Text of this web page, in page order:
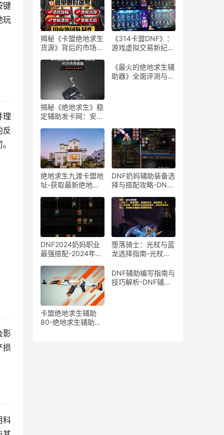
键
玩
理
反
影
损
科
揭秘《卡盟绝地求生
货源》背后的市场与
货源供应链深度分析
《314卡盟DNF》：
游戏虚拟交易新纪
盟DNF平台的游戏道
具交易
揭秘《绝地求生》稳
定辅助发卡网：安全
生辅助工具发卡网深
度剖析与购买建议
《最火的绝地求生辅
助器》全面评测与安
绝地求生九渡卡盟地
址-获取最新绝地求
用教程
DNF奶妈辅助装备选
择与搭配攻略-DNF
备搭配技巧
DNF2024奶妈职业
最强搭配-2024年最
与技能搭配推荐
堕落骑士：光杖与蓝
龙选择指南-光杖还
备选择深度解析
卡盟绝地求生辅助
80-绝地求生辅助80
DNF辅助编写指南与
技巧解析-DNF辅助